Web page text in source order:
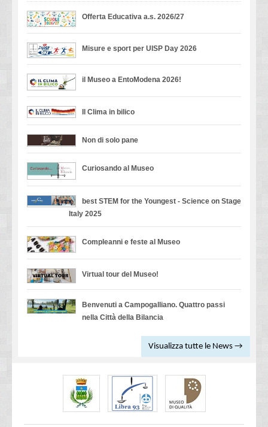
Offerta Educativa a.s. 2026/27
Misure e sport per UISP Day 2026
il Museo a EntoModena 2026!
Il Clima in bilico
Non di solo pane
Curiosando al Museo
best STEM for the Youngest - Science on Stage
Italy 2025
Compleanni e feste al Museo
Virtual tour del Museo!
Benvenuti a Campogalliano. Quattro passi
nella Città della Bilancia
Visualizza tutte le News →